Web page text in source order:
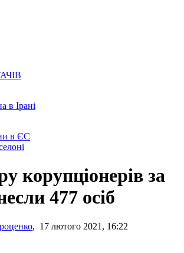
в Ірані
в ЄС
корупціонерів за
477 осіб
, 17 лютого 2021, 16:22